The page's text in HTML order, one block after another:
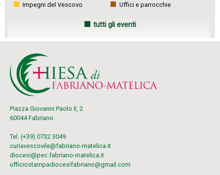
Impegni del Vescovo
Uffici e parrocchie
tutti gli eventi
Piazza Giovanni Paolo II, 2
60044 Fabriano
Tel. (+39) 0732 3049
curiavescovile@fabriano-matelica.it
diocesi@pec.fabriano-matelica.it
ufficiostampadiocesifabriano@gmail.com